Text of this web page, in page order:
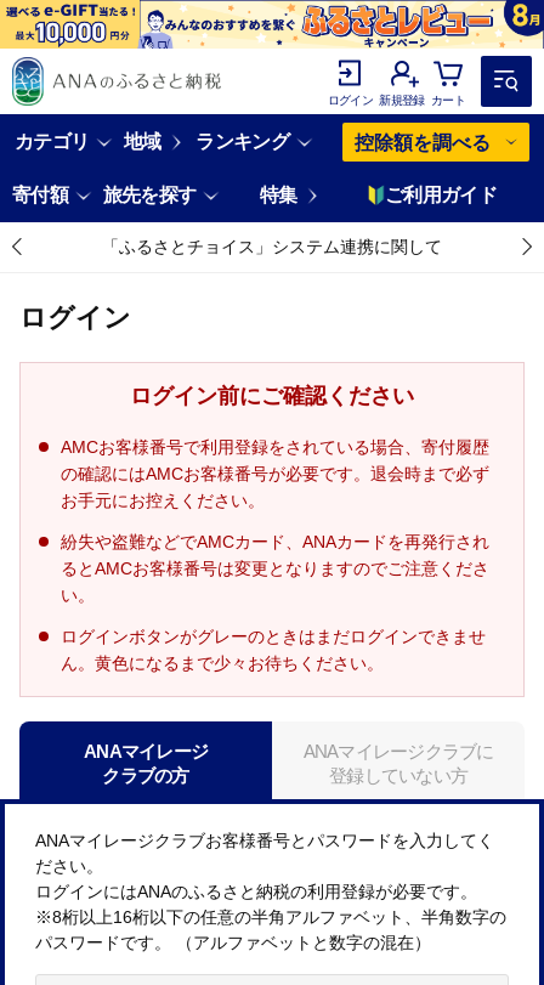
ログイン 新規登録 カート
カテゴリ 地域 ランキング 控除額を調べる
寄付額 旅先を探す 特集 ご利用ガイド
「ふるさとチョイス」システム連携に関して
ログイン
ログイン前にご確認ください
AMCお客様番号で利用登録をされている場合、寄付履歴
の確認にはAMCお客様番号が必要です。退会時まで必ず
お手元にお控えください。
紛失や盗難などでAMCカード、ANAカードを再発行され
るとAMCお客様番号は変更となりますのでご注意くださ
い。
ログインボタンがグレーのときはまだログインできませ
ん。黄色になるまで少々お待ちください。
ANAマイレージ
クラブの方
ANAマイレージクラブに
登録していない方
ANAマイレージクラブお客様番号とパスワードを入力してく
ださい。
ログインにはANAのふるさと納税の利用登録が必要です。
※8桁以上16桁以下の任意の半角アルファベット、半角数字の
パスワードです。 （アルファベットと数字の混在）